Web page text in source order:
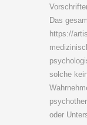
Das
https://
solche
oder